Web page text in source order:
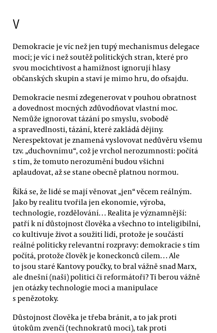
V
Demokracie je víc než jen tupý mechanismus delegace
moci; je víc i než soutěž politických stran, které pro
svou mocichtivost a hamižnost ignorují hlasy
občanských skupin a staví je mimo hru, do ofsajdu.
Demokracie nesmí zdegenerovat v pouhou obratnost
a dovednost mocných zdůvodňovat vlastní moc.
Nemůže ignorovat tázání po smyslu, svobodě
a spravedlnosti, tázání, které zakládá dějiny.
Nerespektovat je znamená vyslovovat nedůvěru všemu
tzv. „duchovnímu“, což je vrchol nerozumnosti: počítá
s tím, že tomuto nerozumění budou všichni
aplaudovat, až se stane obecně platnou normou.
Říká se, že lidé se mají věnovat „jen“ věcem reálným.
Jako by realitu tvořila jen ekonomie, výroba,
technologie, rozdělování… Realita je významnější:
patří k ní důstojnost člověka a všechno to inteligibilní,
co kultivuje život a soužití lidí, protože je součástí
reálné politicky relevantní rozpravy: demokracie s tím
počítá, protože člověk je koneckonců cílem… Ale
to jsou staré Kantovy poučky, to bral vážně snad Marx,
ale dnešní (naši) politici či reformátoři? Ti berou vážně
jen otázky technologie moci a manipulace
s penězotoky.
Důstojnost člověka je třeba bránit, a to jak proti
útokům zvenčí (technokratů moci), tak proti